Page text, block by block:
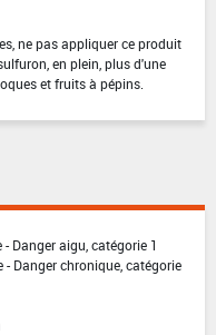
ne pas appliquer ce produit
en plein, plus d'une
et fruits à pépins.
Danger aigu, catégorie 1
Danger chronique, catégorie